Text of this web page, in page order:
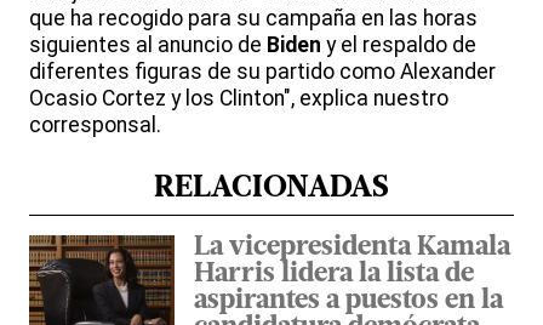
que ha recogido para su campaña en las horas
siguientes al anuncio de Biden y el respaldo de
diferentes figuras de su partido como Alexander
Ocasio Cortez y los Clinton", explica nuestro
corresponsal.
RELACIONADAS
La vicepresidenta Kamala
Harris lidera la lista de
aspirantes a puestos en la